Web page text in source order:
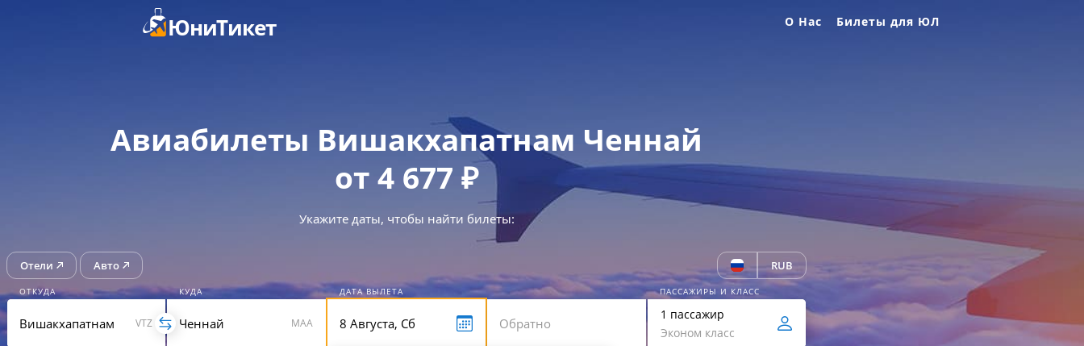
ЮниТикет О Нас Билеты для ЮЛ
Авиабилеты Вишакхапатнам Ченнай
от 4 677 ₽
Укажите даты, чтобы найти билеты:
Отели Авто RUB
ОТКУДА
VTZ
КУДА
MAA
ДАТА ВЫЛЕТА ПАССАЖИРЫ И КЛАСС
1 пассажир
Эконом класс